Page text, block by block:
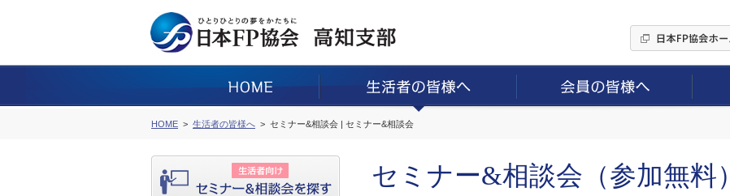
HOME 生活者の皆様へ セミナー&相談会 | セミナー&相談会
セミナー&相談会（参加無料）